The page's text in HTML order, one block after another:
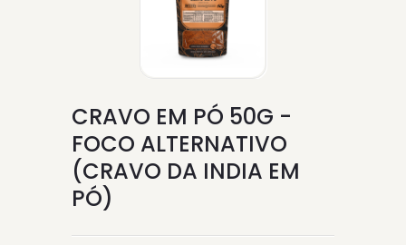
CRAVO EM PÓ 50G -
FOCO ALTERNATIVO
(CRAVO DA INDIA EM
PÓ)